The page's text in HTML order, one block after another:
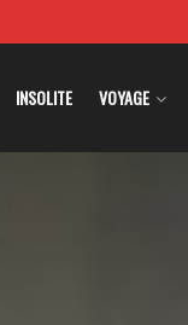
INSOLITE VOYAGE